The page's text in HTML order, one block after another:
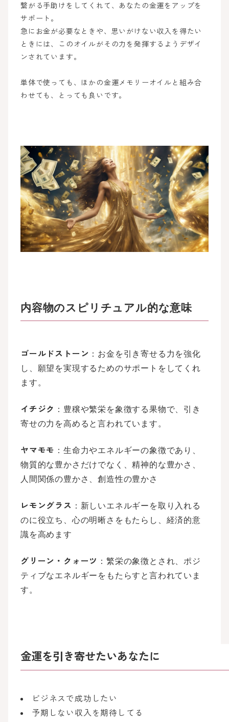
繋がる手助けをしてくれて、あなたの金運をアップを
サポート。
急にお金が必要なときや、思いがけない収入を得たい
ときには、このオイルがその力を発揮するようデザイ
ンされています。
単体で使っても、ほかの金運メモリーオイルと組み合
わせても、とっても良いです。
内容物のスピリチュアル的な意味
ゴールドストーン ：お金を引き寄せる力を強化
し、願望を実現するためのサポートをしてくれ
ます。
イチジク ：豊穣や繁栄を象徴する果物で、引き
寄せの力を高めると言われています。
ヤマモモ ：生命力やエネルギーの象徴であり、
物質的な豊かさだけでなく、精神的な豊かさ、
人間関係の豊かさ、創造性の豊かさ
レモングラス ：新しいエネルギーを取り入れる
のに役立ち、心の明晰さをもたらし、経済的意
識を高めます
グリーン・クォーツ ：繁栄の象徴とされ、ポジ
ティブなエネルギーをもたらすと言われていま
す。
金運を引き寄せたいあなたに
ビジネスで成功したい
予期しない収入を期待してる